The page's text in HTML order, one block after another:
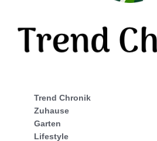
Trend Chronik
Zuhause
Garten
Lifestyle